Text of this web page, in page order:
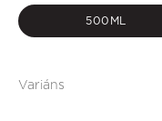
500ML
Variáns